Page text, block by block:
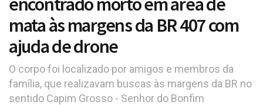
mata às margens da BR 407 com
ajuda de drone
O corpo foi localizado por amigos e membros da
família, que realizavam buscas às margens da BR no
sentido Capim Grosso - Senhor do Bonfim